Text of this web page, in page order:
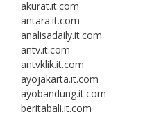
akurat.it.com
antara.it.com
analisadaily.it.com
antv.it.com
antvklik.it.com
ayojakarta.it.com
ayobandung.it.com
beritabali.it.com